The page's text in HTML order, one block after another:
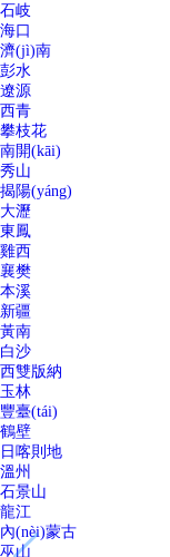
石岐
海口
濟(jì)南
彭水
遼源
西青
攀枝花
南開(kāi)
秀山
揭陽(yáng)
大瀝
東鳳
雞西
襄樊
本溪
新疆
黃南
白沙
西雙版納
玉林
豐臺(tái)
鶴壁
日喀則地
溫州
石景山
龍江
內(nèi)蒙古
巫山